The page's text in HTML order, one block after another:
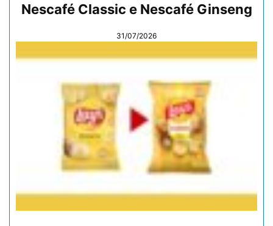
Nescafé Classic e Nescafé Ginseng
31/07/2026